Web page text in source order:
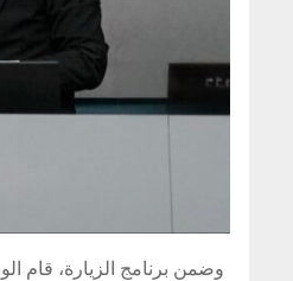
وضمن برنامج الزيارة، قام